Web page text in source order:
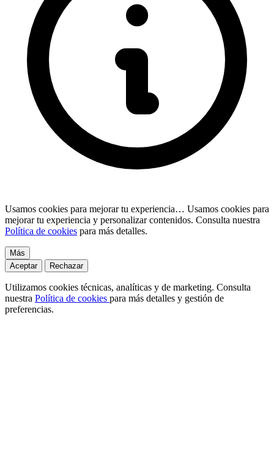
Usamos cookies para mejorar tu experiencia… Usamos cookies para
mejorar tu experiencia y personalizar contenidos. Consulta nuestra
Política de cookies para más detalles.
Más
Aceptar
Rechazar
Utilizamos cookies técnicas, analíticas y de marketing. Consulta
nuestra Política de cookies para más detalles y gestión de
preferencias.